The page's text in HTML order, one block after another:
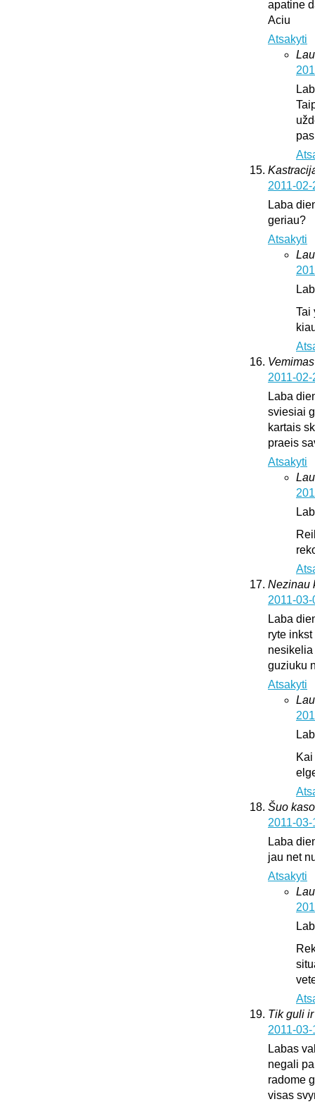
apatine
Aciu
Atsakyti
2011-
Laba
geriau?
Atsakyti
Tai
Vemimas
2011-
Laba
sviesiai
kartais
praeis
Atsakyti
Nezinau
2011-
Laba
ryte
guziuku
Atsakyti
Šuo
2011-
Laba
jau net
Atsakyti
Tik guli
2011-
Labas
negali
radome
visas